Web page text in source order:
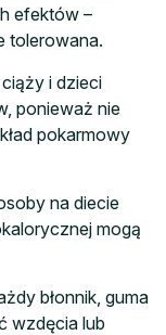
efektów –
tolerowana.
i dzieci
ponieważ nie
pokarmowy
na diecie
mogą
błonnik, guma
wzdęcia lub